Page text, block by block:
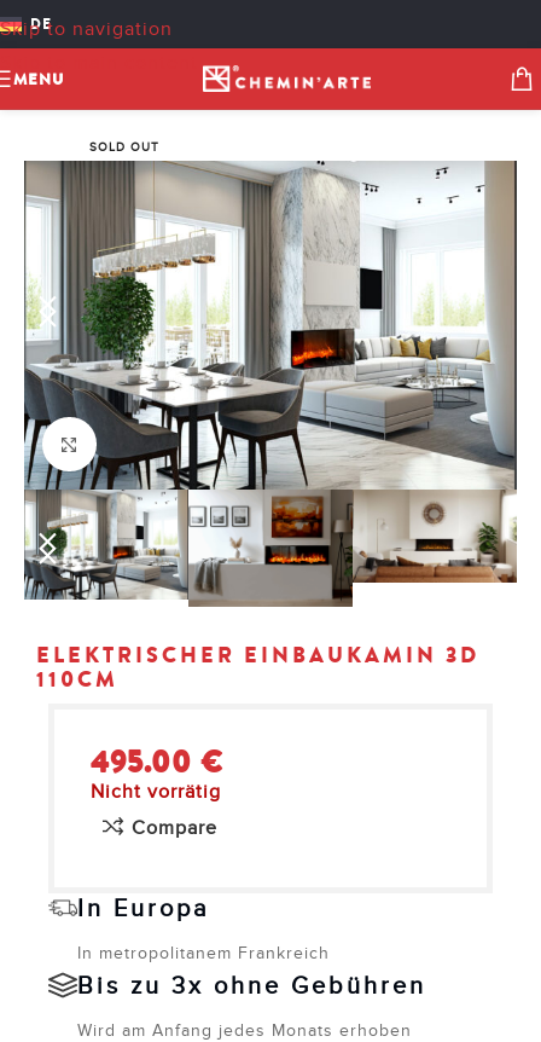
Skip to navigation
DE
MENU
SOLD OUT
Click to enlarge
ELEKTRISCHER EINBAUKAMIN 3D
110CM
495.00 €
Nicht vorrätig
Compare
In Europa
In metropolitanem Frankreich
Bis zu 3x ohne Gebühren
Wird am Anfang jedes Monats erhoben